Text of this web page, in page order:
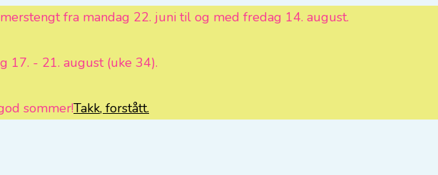
fra mandag 22. juni til og med fredag 14. august.
17. - 21. august (uke 34).
sommer!Takk, forstått.